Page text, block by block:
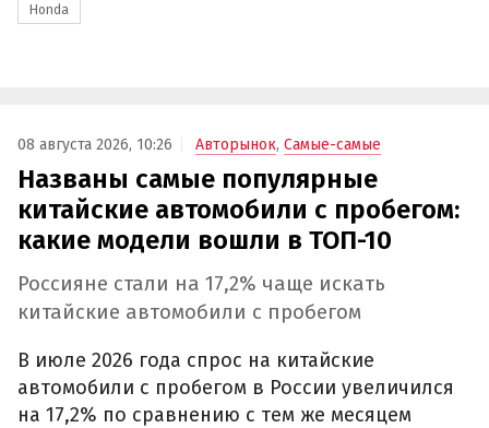
Honda
08 августа 2026, 10:26 Авторынок, Самые-самые
Названы самые популярные
китайские автомобили с пробегом:
какие модели вошли в ТОП-10
Россияне стали на 17,2% чаще искать
китайские автомобили с пробегом
В июле 2026 года спрос на китайские
автомобили с пробегом в России увеличился
на 17,2% по сравнению с тем же месяцем